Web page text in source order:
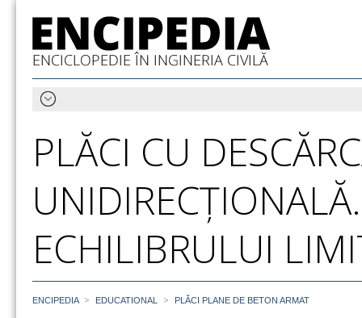
PLĂCI CU
ECHILIBRULUI
ENCIPEDIA > EDUCATIONAL > PLĂCI PLANE DE BETON ARMAT